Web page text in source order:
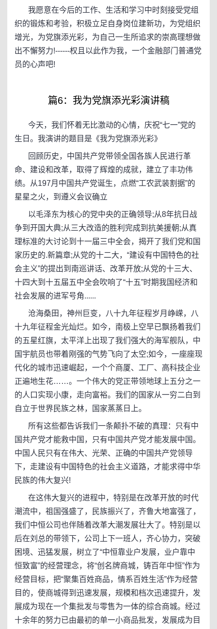
我愿意在今后的工作、生活和学习中时刻接受党组
织的锻炼和考验，积极立足自身岗位建新功，为党组织
增光，为党旗添光彩，为自己一生所追求的崇高理想做
出不懈努力!------权且以此作为我，一个金融部门普通党
员的心声吧!
篇6：我为党旗添光彩演讲稿
今天，我们怀着无比激动的心情，庆祝“七一”党的
生日。我演讲的题目是《我为党旗添光彩》
回顾历史，中国共产党带领全国各族人民进行革
命、建设和改革，取得了辉煌的成就，建立了丰功伟
绩。从197月中国共产党诞生，点燃“工农武装割据”的
星星之火，到遵义会议确立
以毛泽东为核心的党中央的正确领导;从8年抗日战
争到开国大典;从三大改造的胜利完成到抗美援朝;从真
理标准的大讨论到十一届三中全会，揭开了我们党和国
家历史的.新篇章;从党的十二大，“建设有中国特色的社
会主义”的提出到南巡讲话、改革开放;从党的十三大、
十四大到十五届五中全会吹响了“十五”时期我国经济和
社会发展的进军号角......
沧海桑田，神州巨变，八十九年征程岁月峥嵘，八
十九年征程金光灿烂。如今，南极上空早已飘扬着我们
的五星红旗，太平洋上出现了我们强大的海军舰队，中
国宇航员也带着刚强的气势飞向了太空;如今，一座座现
代化的城市迅速崛起，一个个商厦、工厂、高科技企业
正遍地生花……。一个伟大的党正带领地球上五分之一
的人口实现小康，走向富裕。我们的国家从一穷二白到
自立于世界民族之林，国家蒸蒸日上。
所有这些都告诉我们一条颠扑不破的真理：只有中
国共产党才能救中国，只有中国共产党才能发展中国。
中国人民只有在伟大、光荣、正确的中国共产党领导
下，走建设有中国特色的社会主义道路，才能求得中华
民族的伟大复兴!
在这伟大复兴的进程中，特别是在改革开放的时代
潮流中，祖国强盛了，民族振兴了，齐鲁大地富强了，
我们中恒公司也伴随着改革大潮发展壮大了。特别是以
后在刘总的带领下，公司上下一班人，齐心协力，突破
困境、迅猛发展，树立了“中恒靠业户发展，业户靠中
恒致富”的经营理念，将“创名牌商城，铸百年中恒”作为
经营目标，把“聚集百姓商品，情系百姓生活”作为经营
目的，使商城得到迅速发展，规模和档次迅速提升，发
展成为现在一个集批发与零售为一体的综合商城。经过
十余年的努力已由最初的单一小商品批发，发展成为目